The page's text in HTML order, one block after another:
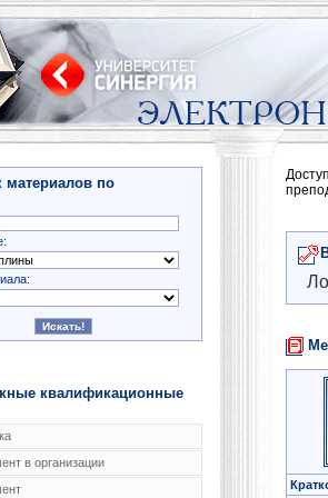
материалов по
квалификационные
в организации